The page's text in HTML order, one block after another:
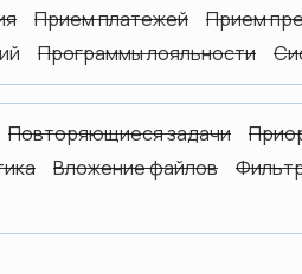
Прием платежей
Прием
Программы лояльности
Повторяющиеся задачи
Вложение файлов